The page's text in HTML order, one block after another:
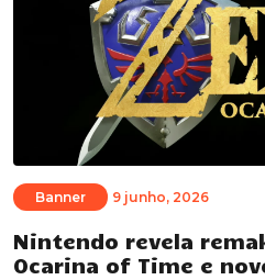
Banner 9 junho, 2026
Nintendo revela
Ocarina of Time e